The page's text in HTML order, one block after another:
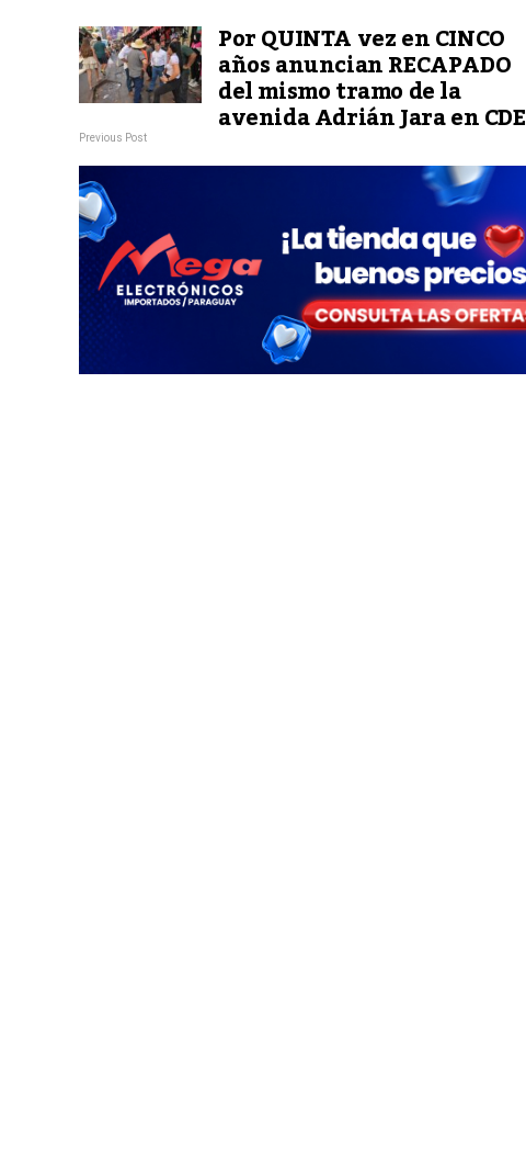
Por QUINTA vez en CINCO
años anuncian RECAPADO
del mismo tramo de la
avenida Adrián Jara en CDE
Previous Post